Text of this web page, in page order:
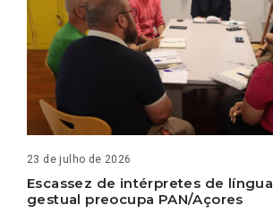
23 de julho de 2026
Escassez de intérpretes de língua
gestual preocupa PAN/Açores